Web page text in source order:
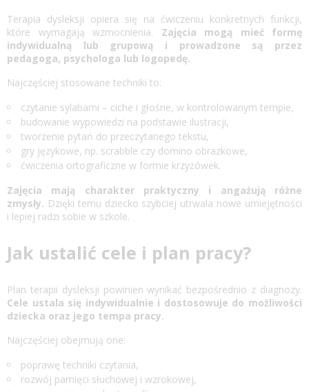
Terapia dysleksji opiera się na ćwiczeniu konkretnych funkcji,
które wymagają wzmocnienia. Zajęcia mogą mieć formę
indywidualną lub grupową i prowadzone są przez
pedagoga, psychologa lub logopedę.
Najczęściej stosowane techniki to:
czytanie sylabami – ciche i głośne, w kontrolowanym tempie,
budowanie wypowiedzi na podstawie ilustracji,
tworzenie pytań do przeczytanego tekstu,
gry językowe, np. scrabble czy domino obrazkowe,
ćwiczenia ortograficzne w formie krzyżówek.
Zajęcia mają charakter praktyczny i angażują różne
zmysły. Dzięki temu dziecko szybciej utrwala nowe umiejętności
i lepiej radzi sobie w szkole.
Jak ustalić cele i plan pracy?
Plan terapii dysleksji powinien wynikać bezpośrednio z diagnozy.
Cele ustala się indywidualnie i dostosowuje do możliwości
dziecka oraz jego tempa pracy.
Najczęściej obejmują one:
poprawę techniki czytania,
rozwój pamięci słuchowej i wzrokowej,